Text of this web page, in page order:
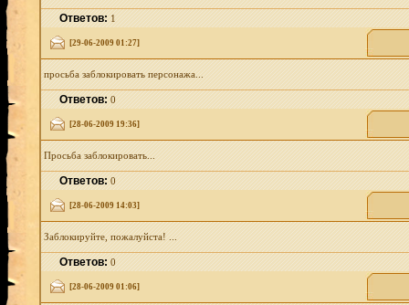
Ответов:1
[29-06-2009 01:27]
просьба заблокировать персонажа...
Ответов:0
[28-06-2009 19:36]
Просьба заблокировать...
Ответов:0
[28-06-2009 14:03]
Заблокируйте, пожалуйста! ...
Ответов:0
[28-06-2009 01:06]